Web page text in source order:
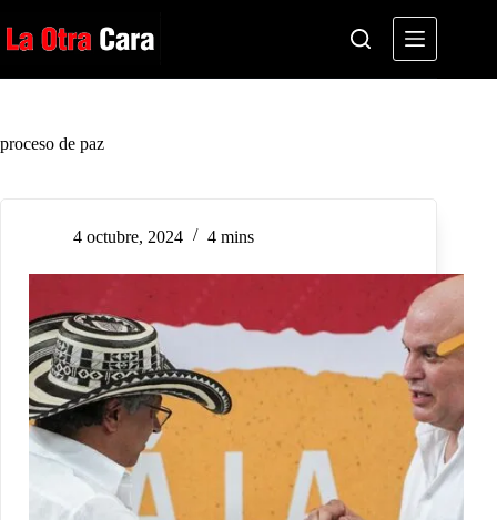
al
contenido
proceso de paz
4 octubre, 2024 4 mins